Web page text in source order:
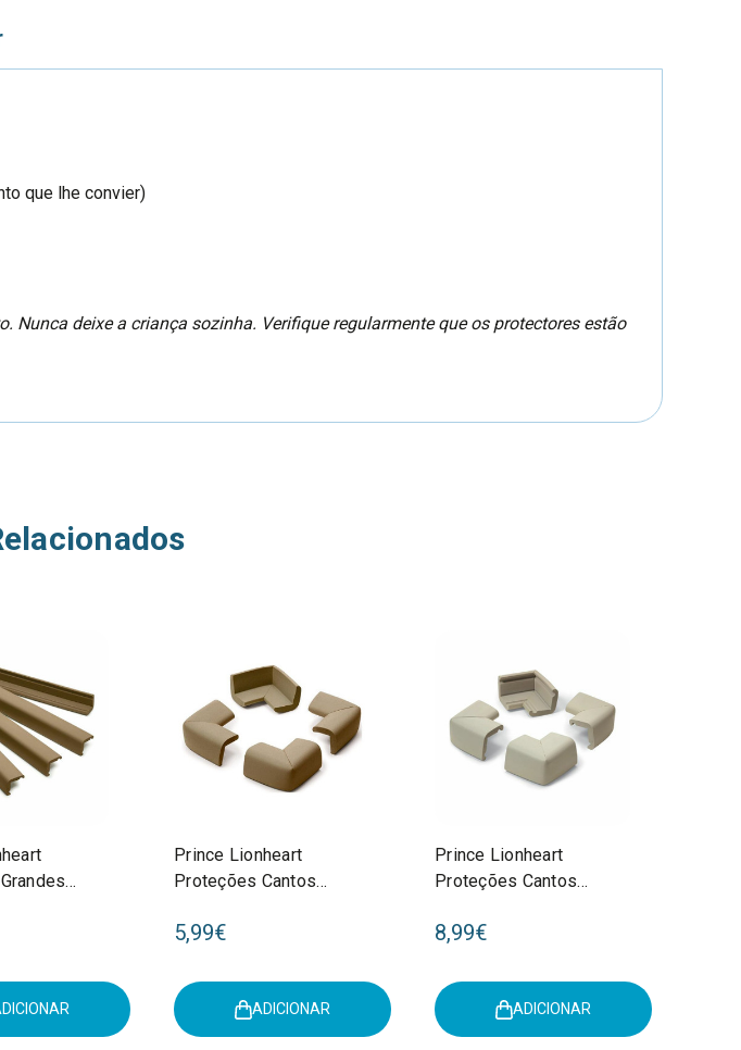
que lhe convier)
deixe a criança sozinha. Verifique regularmente que os protectores estão
Prince Lionheart
Proteções Cantos
0092
5,99€
ADICIONAR
Prince Lionheart
Proteções Cantos
Cinza 0097
8,99€
ADICIONAR